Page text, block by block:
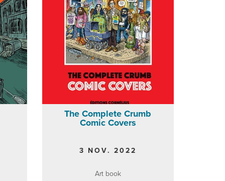
The Complete Crumb
Comic Covers
3 NOV. 2022
Art book